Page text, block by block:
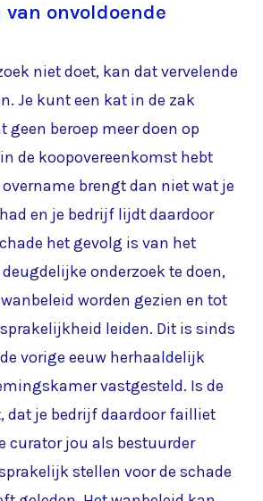
van onvoldoende
niet doet, kan dat vervelende
Je kunt een kat in de zak
geen beroep meer doen op
de koopovereenkomst hebt
brengt dan niet wat je
en je bedrijf lijdt daardoor
het gevolg is van het
onderzoek te doen,
worden gezien en tot
leiden. Dit is sinds
vorige eeuw herhaaldelijk
vastgesteld. Is de
dat je bedrijf daardoor failliet
curator jou als bestuurder
stellen voor de schade